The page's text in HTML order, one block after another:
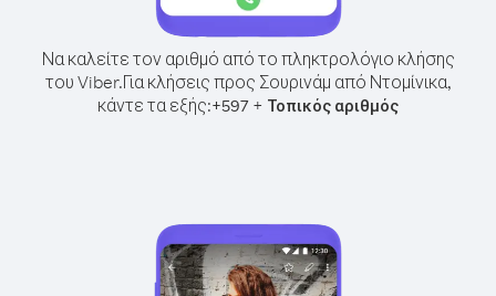
Να καλείτε τον αριθμό από το πληκτρολόγιο κλήσης
του Viber.Για κλήσεις προς Σουρινάμ από Ντομίνικα,
κάντε τα εξής:+597 + Τοπικός αριθμός